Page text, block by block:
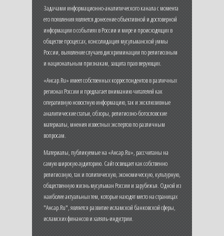
Задачами информационно-аналитического канала с момента
его появления является донесение объективной и достоверной
информации о событиях в России и мире и происходящих в
обществе процессах, консолидация мусульманской уммы
России, выявление случаев дискриминации по религиозным
и национальным признакам, защита прав верующих.
«Ансар.Ru» имеет собственных корреспондентов в различных
регионах России и предлагает вниманию читателей как
оперативную новостную информацию, так и эксклюзивные
аналитические статьи, обзоры, религиозно-богословские
материалы, мнения известных экспертов по различным
вопросам.
Материалы, публикуемые на «Ансар.Ru», рассчитаны на
самую широкую аудиторию. Сайт освещает как собственно
религиозную, так и политическую, экономическую, культурную,
общественную жизнь мусульман России и зарубежья. Одной из
наиболее актуальных тем, которые находят место на страницах
"Ансар.Ru", является развитие исламской банковской сферы,
исламских финансов и халяль-индустрии.